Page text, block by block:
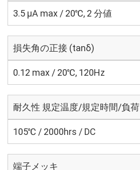
3.5 μA max / 20℃, 2 分値
損失角の正接 (tanδ)
0.12 max / 20℃, 120Hz
耐久性 規定温度/規定時間/負荷
105℃ / 2000hrs / DC
端子メッキ